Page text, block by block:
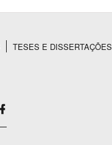
TESES E DISSERTAÇÕES